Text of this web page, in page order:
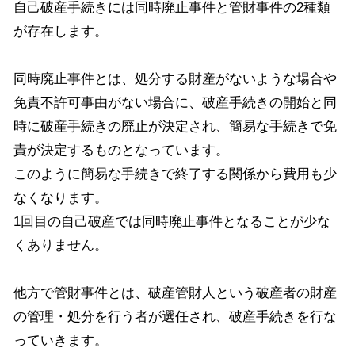
自己破産手続きには同時廃止事件と管財事件の2種類
が存在します。
同時廃止事件とは、処分する財産がないような場合や
免責不許可事由がない場合に、破産手続きの開始と同
時に破産手続きの廃止が決定され、簡易な手続きで免
責が決定するものとなっています。
このように簡易な手続きで終了する関係から費用も少
なくなります。
1回目の自己破産では同時廃止事件となることが少な
くありません。
他方で管財事件とは、破産管財人という破産者の財産
の管理・処分を行う者が選任され、破産手続きを行な
っていきます。